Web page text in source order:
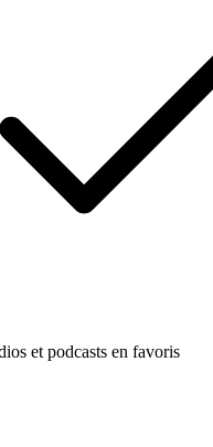
et podcasts en favoris